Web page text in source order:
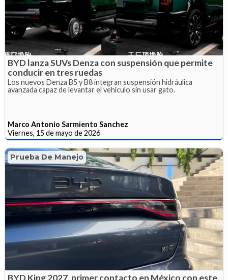
BYD lanza SUVs Denza con suspensión que permite
conducir en tres ruedas
Los nuevos Denza B5 y B8 integran suspensión hidráulica
avanzada capaz de levantar el vehículo sin usar gato.
Marco Antonio Sarmiento Sanchez
Viernes, 15 de mayo de 2026
Prueba De Manejo